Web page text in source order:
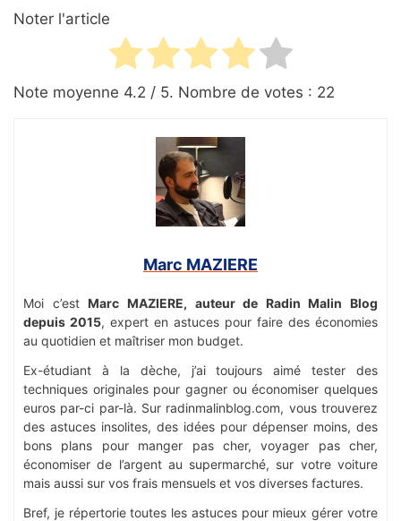
Noter l'article
Note moyenne 4.2 / 5. Nombre de votes : 22
Marc MAZIERE
Moi c’estMarc MAZIERE, auteur de Radin Malin Blog
depuis 2015, expert en astuces pour faire des économies
au quotidien et maîtriser mon budget.
Ex-étudiant à la dèche, j’ai toujours aimé tester des
techniques originales pour gagner ou économiser quelques
euros par-ci par-là. Sur radinmalinblog.com, vous trouverez
des astuces insolites, des idées pour dépenser moins, des
bons plans pour manger pas cher, voyager pas cher,
économiser de l’argent au supermarché, sur votre voiture
mais aussi sur vos frais mensuels et vos diverses factures.
Bref, je répertorie toutes les astuces pour mieux gérer votre